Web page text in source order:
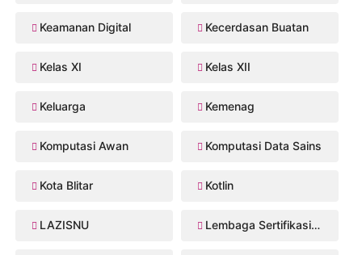
Keamanan Digital Kecerdasan Buatan
Kelas XI Kelas XII
Keluarga Kemenag
Komputasi Awan Komputasi Data Sains
Kota Blitar Kotlin
LAZISNU Lembaga Sertifikasi Profesi